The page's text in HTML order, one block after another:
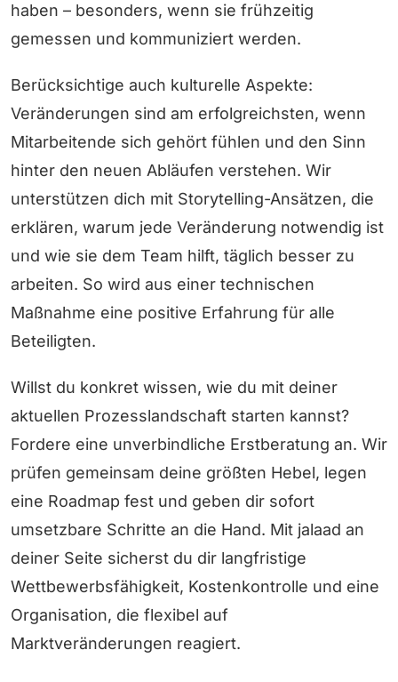
haben – besonders, wenn sie frühzeitig
gemessen und kommuniziert werden.
Berücksichtige auch kulturelle Aspekte:
Veränderungen sind am erfolgreichsten, wenn
Mitarbeitende sich gehört fühlen und den Sinn
hinter den neuen Abläufen verstehen. Wir
unterstützen dich mit Storytelling-Ansätzen, die
erklären, warum jede Veränderung notwendig ist
und wie sie dem Team hilft, täglich besser zu
arbeiten. So wird aus einer technischen
Maßnahme eine positive Erfahrung für alle
Beteiligten.
Willst du konkret wissen, wie du mit deiner
aktuellen Prozesslandschaft starten kannst?
Fordere eine unverbindliche Erstberatung an. Wir
prüfen gemeinsam deine größten Hebel, legen
eine Roadmap fest und geben dir sofort
umsetzbare Schritte an die Hand. Mit jalaad an
deiner Seite sicherst du dir langfristige
Wettbewerbsfähigkeit, Kostenkontrolle und eine
Organisation, die flexibel auf
Marktveränderungen reagiert.